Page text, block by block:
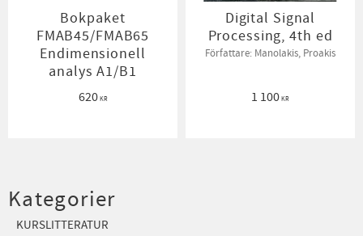
Bokpaket
FMAB45/FMAB65
Endimensionell
analys A1/B1
620KR
Digital Signal
Processing, 4th ed
Författare: Manolakis, Proakis
1 100KR
Kategorier
KURSLITTERATUR